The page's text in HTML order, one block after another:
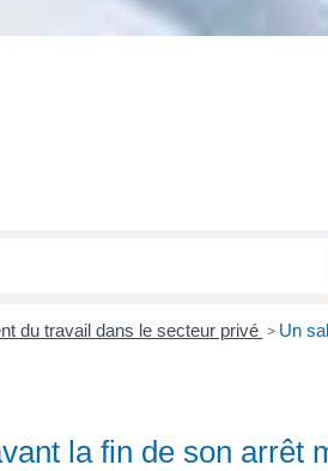
du travail dans le secteur privé > Un
la fin de son arrêt